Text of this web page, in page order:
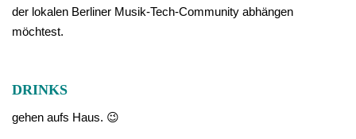
der lokalen Berliner Musik-Tech-Community abhängen
möchtest.
DRINKS
gehen aufs Haus. 😉